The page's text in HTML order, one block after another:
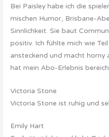
Bei Paisley habe ich die
mischen Humor, Brisbane-
Sinnlichkeit. Sie baut
positiv. Ich fühlte mich wie
ansteckend und macht horny
hat mein Abo-Erlebnis
Victoria Stone
Victoria Stone ist ruhig und
Emily Hart